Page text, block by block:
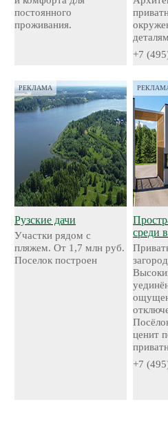
постоянного
проживания.
+7
РЕКЛАМА
Рузские дачи
Участки рядом с
пляжем. От 1,7 млн руб.
Поселок построен
среди
ценит
+7